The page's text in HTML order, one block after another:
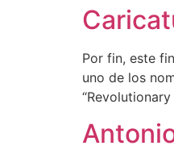
Por fin, este
uno de los